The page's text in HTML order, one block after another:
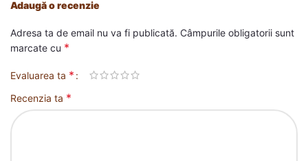
Adaugă o recenzie
Adresa ta de email nu va fi publicată. Câmpurile obligatorii sunt
marcate cu *
Evaluarea ta *
Recenzia ta *